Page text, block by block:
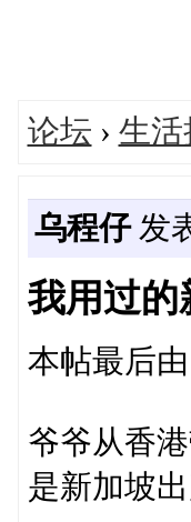
论坛 › 生活
乌程仔发
我用过的
本帖最后
爷爷从香
是新加坡